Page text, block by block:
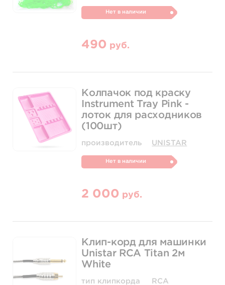
Нет в наличии
490 руб.
Колпачок под краску
Instrument Tray Pink -
лоток для расходников
(100шт)
производитель UNISTAR
Нет в наличии
2 000 руб.
Клип-корд для машинки
Unistar RCA Titan 2м
White
тип клипкорда
RCA